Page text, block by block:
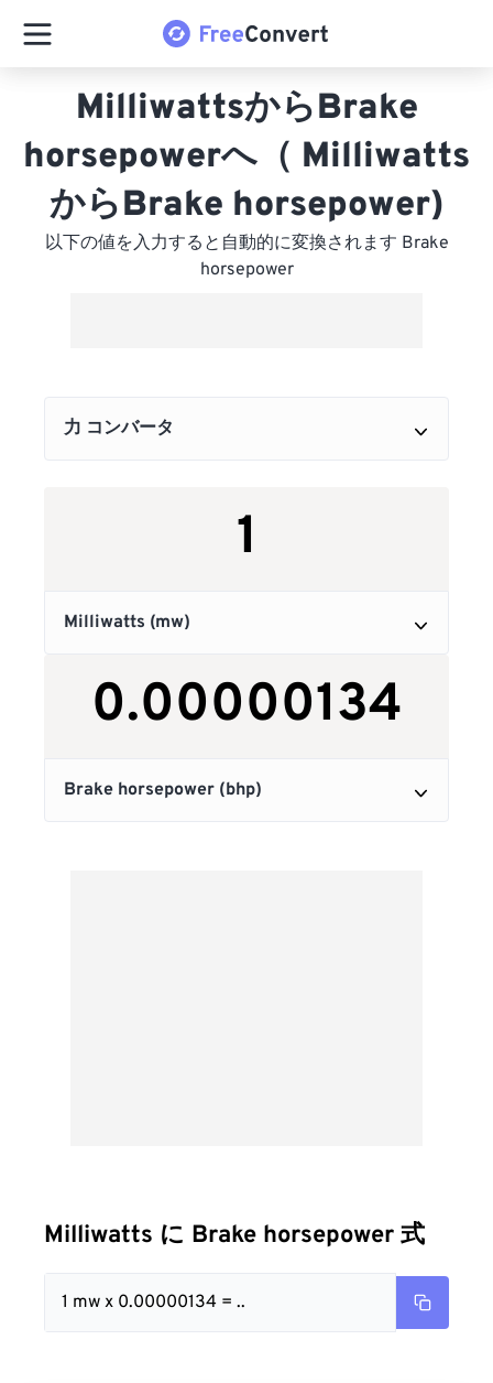
MilliwattsからBrake
horsepowerへ（ Milliwatts
からBrake horsepower)
以下の値を入力すると自動的に変換されます Brake
horsepower
Milliwatts に Brake horsepower 式
1 mw x 0.00000134 = ..